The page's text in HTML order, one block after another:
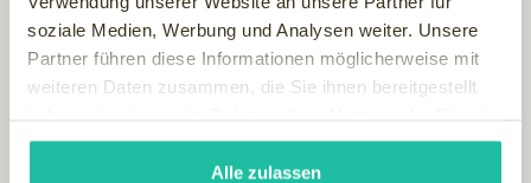
soziale Medien, Werbung und Analysen weiter. Unsere
Partner führen diese Informationen möglicherweise mit
weiteren Daten zusammen, die Sie ihnen bereitgestellt
gesammelt haben.
Alle zulassen
Wellnessresidenz Schalber - Serfaus
mit seinem Wellness Paradies und dem Lady Spa